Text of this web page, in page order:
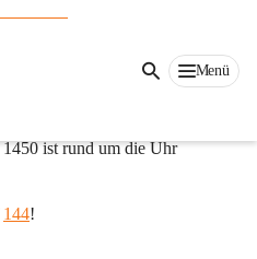
Menü
Portal zur Information der
1450 ist rund um die Uhr
144!